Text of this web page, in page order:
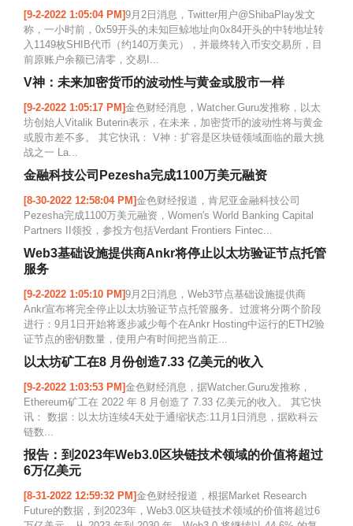
[9-2-2022 1:05:04 PM]9月2日消息，Twitter用户@ShibaPlay发文
称，一小时前，0x59开头的未知巨鲸地址向0x84开头的中转地址转
入1149枚SHIB代币（约140万美元），并最终转入币安交易所，目
前原账户余额已清零，交易I...
V神：未来加密货币的波动性与黄金或股市一样
[9-2-2022 1:05:17 PM]金色财经消息，Watcher.Guru发推称，以太
坊创始人Vitalik Buterin表示，在未来，加密货币的波动性将与黄金
或股市差不多。 其它快讯： V神：扩容是区块链领域面临的最大挑
战之一 La...
金融科技公司Pezesha完成1100万美元融资
[8-30-2022 12:58:04 PM]金色财经报道，肯尼亚金融科技公司
Pezesha完成1100万美元融资，Women's World Banking Capital
Partners II领投，参投方包括Verdant Frontiers Fintec...
Web3基础设施提供商Ankr将停止以太坊验证节点托管
服务
[9-2-2022 1:05:10 PM]9月2日消息，Web3节点基础设施提供商
Ankr宣布将完全停止以太坊验证节点托管服务。过渡将分两个阶段
进行：9月1日开始将逐步减少每个在Ankr Hosting中运行的ETH2验
证节点的密钥数量，使用户有时间把当前正...
以太坊矿工在8 月份创造7.33 亿美元的收入
[9-2-2022 1:03:53 PM]金色财经消息，据Watcher.Guru发推称，
Ethereum矿工在 2022 年 8 月创造了 7.33 亿美元的收入。 其它快
讯： 数据：以太坊连续4天处于通缩状态:11月1日消息，据欧科云
链数...
报告：到2023年Web3.0区块链技术领域的价值将超过
6万亿美元
[8-31-2022 12:59:32 PM]金色财经报道，根据Market Research
Future的数据，到2023年，Web3.0区块链技术领域的价值将超过6